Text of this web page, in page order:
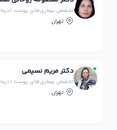
تخصص بیماری‌های پوست
تهران
دکتر مریم نسیمی
تخصص بیماری‌های پوست
تهران